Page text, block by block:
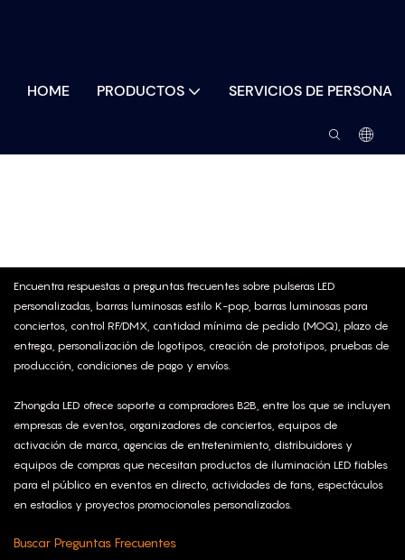
HOME PRODUCTOS SERVICIOS DE
Encuentra respuestas a preguntas frecuentes sobre pulseras LED
personalizadas, barras luminosas estilo K-pop, barras luminosas para
conciertos, control RF/DMX, cantidad mínima de pedido (MOQ), plazo de
entrega, personalización de logotipos, creación de prototipos, pruebas de
producción, condiciones de pago y envíos.
Zhongda LED ofrece soporte a compradores B2B, entre los que se incluyen
empresas de eventos, organizadores de conciertos, equipos de
activación de marca, agencias de entretenimiento, distribuidores y
equipos de compras que necesitan productos de iluminación LED fiables
para el público en eventos en directo, actividades de fans, espectáculos
en estadios y proyectos promocionales personalizados.
Buscar Preguntas Frecuentes